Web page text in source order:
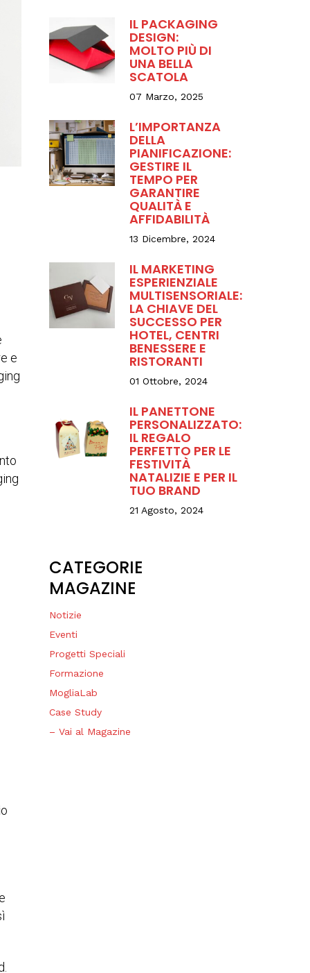
e
IL PACKAGING
DESIGN:
MOLTO PIÙ DI
UNA BELLA
SCATOLA
07 Marzo, 2025
L’IMPORTANZA
DELLA
PIANIFICAZIONE:
GESTIRE IL
TEMPO PER
GARANTIRE
QUALITÀ E
AFFIDABILITÀ
13 Dicembre, 2024
IL MARKETING
ESPERIENZIALE
MULTISENSORIALE:
LA CHIAVE DEL
SUCCESSO PER
HOTEL, CENTRI
BENESSERE E
RISTORANTI
01 Ottobre, 2024
IL PANETTONE
PERSONALIZZATO:
IL REGALO
PERFETTO PER LE
FESTIVITÀ
NATALIZIE E PER IL
TUO BRAND
21 Agosto, 2024
CATEGORIE
MAGAZINE
Notizie
Eventi
Progetti Speciali
Formazione
MogliaLab
Case Study
– Vai al Magazine